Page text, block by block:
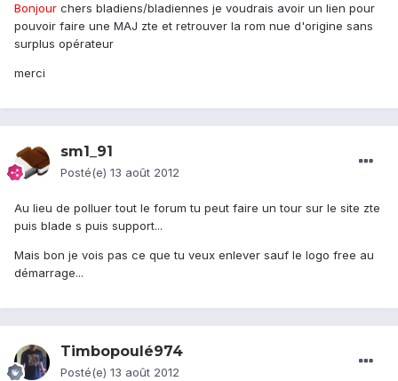
Bonjour chers bladiens/bladiennes je voudrais avoir un lien pour
pouvoir faire une MAJ zte et retrouver la rom nue d'origine sans
surplus opérateur
merci
sm1_91
Posté(e) 13 août 2012
Au lieu de polluer tout le forum tu peut faire un tour sur le site zte
puis blade s puis support...
Mais bon je vois pas ce que tu veux enlever sauf le logo free au
démarrage...
Timbopoulé974
Posté(e) 13 août 2012